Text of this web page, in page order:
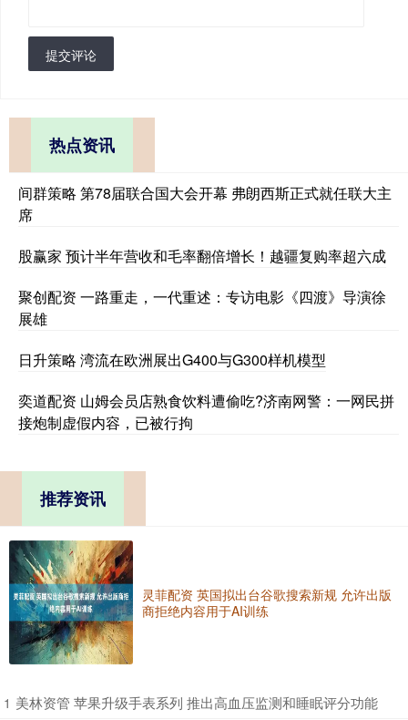
提交评论
热点资讯
间群策略 第78届联合国大会开幕 弗朗西斯正式就任联大主
席
股赢家 预计半年营收和毛率翻倍增长！越疆复购率超六成
聚创配资 一路重走，一代重述：专访电影《四渡》导演徐
展雄
日升策略 湾流在欧洲展出G400与G300样机模型
奕道配资 山姆会员店熟食饮料遭偷吃?济南网警：一网民拼
接炮制虚假内容，已被行拘
推荐资讯
灵菲配资 英国拟出台谷歌搜索新规 允许出版
商拒绝内容用于AI训练
1 ​美林资管 苹果升级手表系列 推出高血压监测和睡眠评分功能